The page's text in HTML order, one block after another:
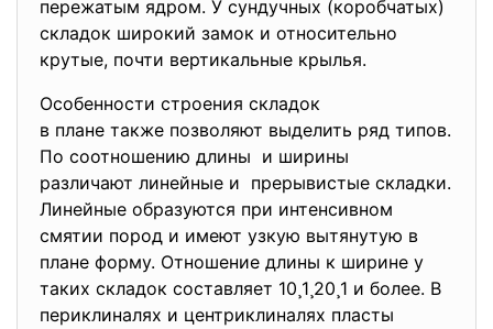
пережатым ядром. У сундучных (коробчатых)
складок широкий замок и относительно
крутые, почти вертикальные крылья.
Особенности строения складок
в плане также позволяют выделить ряд типов.
По соотношению длины и ширины
различают линейные и прерывистые складки.
Линейные образуются при интенсивном
смятии пород и имеют узкую вытянутую в
плане форму. Отношение длины к ширине у
таких складок составляет 10¸1¸20¸1 и более. В
периклиналях и центриклиналях пласты